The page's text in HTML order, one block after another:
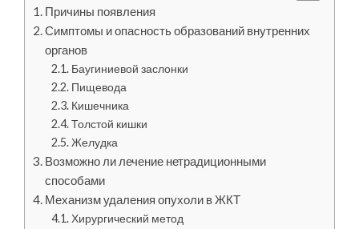
Причины появления
Симптомы и опасность образований внутренних
органов
Баугиниевой заслонки
Пищевода
Кишечника
Толстой кишки
Желудка
Возможно ли лечение нетрадиционными
способами
Механизм удаления опухоли в ЖКТ
Хирургический метод